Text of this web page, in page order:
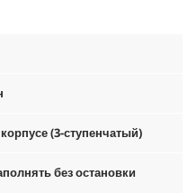
(3-ступенчатый)
без остановки